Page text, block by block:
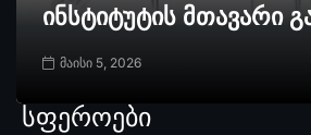
ინსტიტუტის მთავარი
მაისი 5, 2026
სფეროები